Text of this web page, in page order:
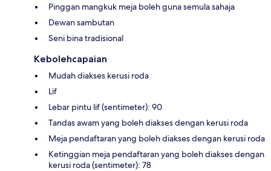
Pinggan mangkuk meja boleh guna semula sahaja
Dewan sambutan
Seni bina tradisional
Kebolehcapaian
Mudah diakses kerusi roda
Lif
Lebar pintu lif (sentimeter): 90
Tandas awam yang boleh diakses dengan kerusi roda
Meja pendaftaran yang boleh diakses dengan kerusi roda
Ketinggian meja pendaftaran yang boleh diakses dengan
kerusi roda (sentimeter): 78